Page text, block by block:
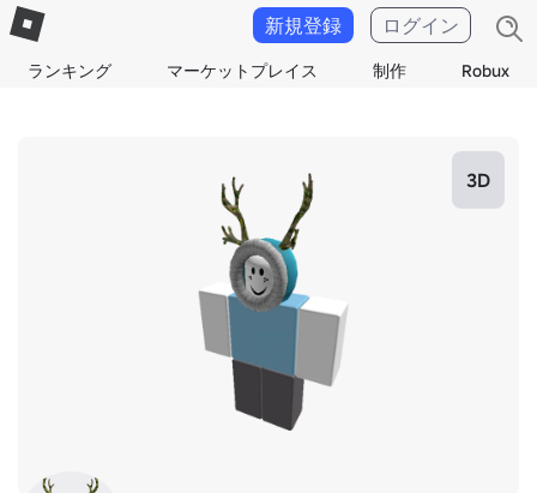
ランキング マーケットプレイス 制作 Robux
新規登録 ログイン
3D